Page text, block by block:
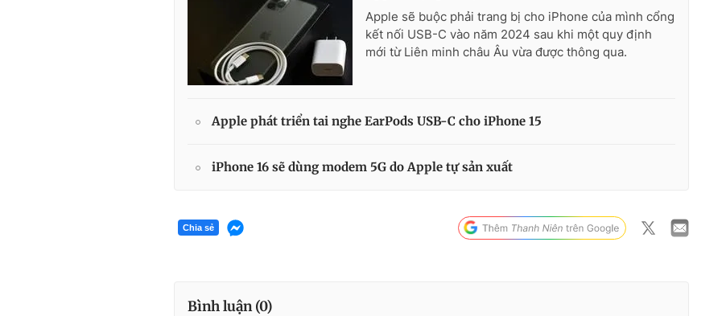
Apple sẽ buộc phải trang bị cho iPhone của mình cổng
kết nối USB-C vào năm 2024 sau khi một quy định
mới từ Liên minh châu Âu vừa được thông qua.
Apple phát triển tai nghe EarPods USB-C cho iPhone 15
iPhone 16 sẽ dùng modem 5G do Apple tự sản xuất
Chia sẻ
Bình luận (0)